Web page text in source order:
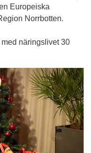
Europeiska
Norrbotten.
näringslivet 30